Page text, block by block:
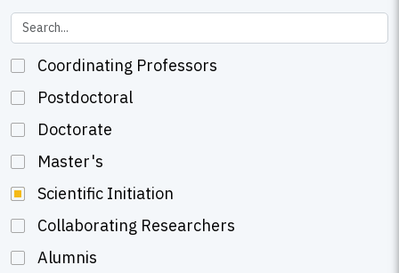
Coordinating Professors
Postdoctoral
Doctorate
Master's
Scientific Initiation
Collaborating Researchers
Alumnis